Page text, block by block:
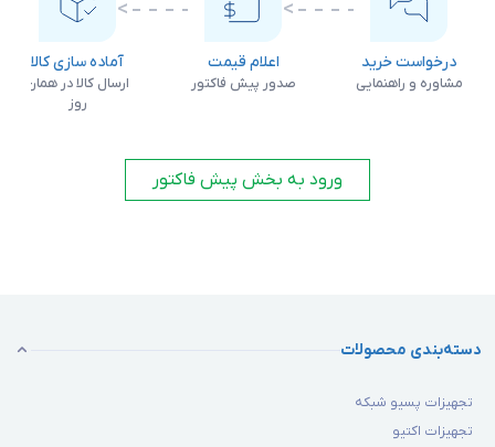
حال که به اهمیت وجود اتصالات پی بردید. باید به این نکته توجه
انتخاب اتصالات در شبکه متناسب با تجهیزاتی که در آن شبکه استفاده
درخواست خرید
مشاوره و راهنمایی
اعلام قیمت
صدور پیش فاکتور
آماده سازی کالا
ارسال کالا در همان
روز
ورود به بخش پیش فاکتور
دسته‌بندی محصولات
تجهیزات پسیو شبکه
تجهیزات اکتیو